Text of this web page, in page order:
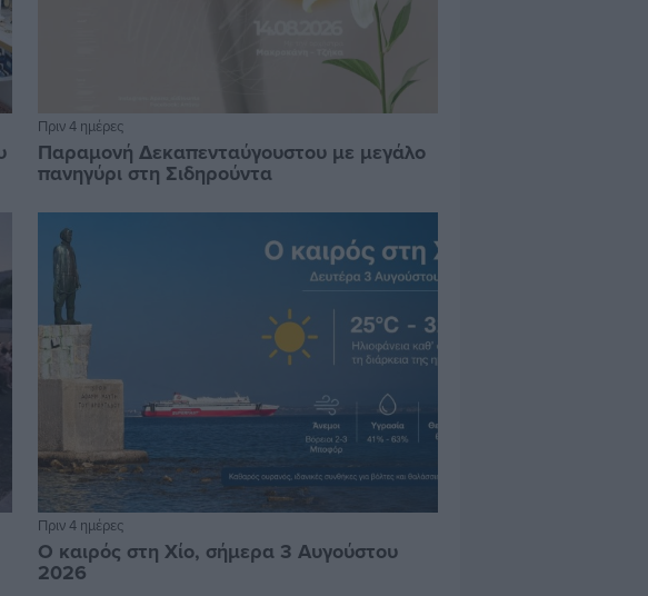
Πριν 4 ημέρες
Παραμονή Δεκαπενταύγουστου με μεγάλο
πανηγύρι στη Σιδηρούντα
Πριν 4 ημέρες
Ο καιρός στη Χίο, σήμερα 3 Αυγούστου
2026